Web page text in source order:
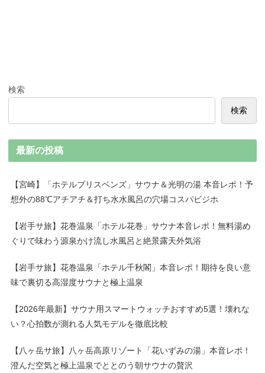
検索
検索
最新の投稿
【宮崎】「ホテルブリスベンズ」サウナ＆光明の湯 本音レポ！予
想外の88℃アチアチ＆打ち水水風呂の穴場コスパビジホ
【岩手サ旅】花巻温泉「ホテル花巻」サウナ本音レポ！無料湯め
ぐりで味わう源泉かけ流し水風呂と絶景露天外気浴
【岩手サ旅】花巻温泉「ホテル千秋閣」本音レポ！期待を良い意
味で裏切る高湿度サウナと極上温泉
【2026年最新】サウナ用スマートウォッチおすすめ5選！壊れな
い？心拍数が測れる人気モデルを徹底比較
【八ヶ岳サ旅】八ヶ岳高原リゾート「花いずみの湯」本音レポ！
澄んだ空気と極上温泉でととのう朝サウナの贅沢